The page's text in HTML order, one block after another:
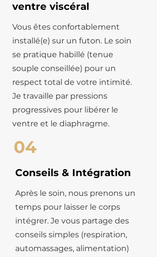
ventre viscéral
Vous êtes confortablement
installé(e) sur un futon. Le soin
se pratique habillé (tenue
souple conseillée) pour un
respect total de votre intimité.
Je travaille par pressions
progressives pour libérer le
ventre et le diaphragme.
04
Conseils & Intégration
Après le soin, nous prenons un
temps pour laisser le corps
intégrer. Je vous partage des
conseils simples (respiration,
automassages, alimentation)